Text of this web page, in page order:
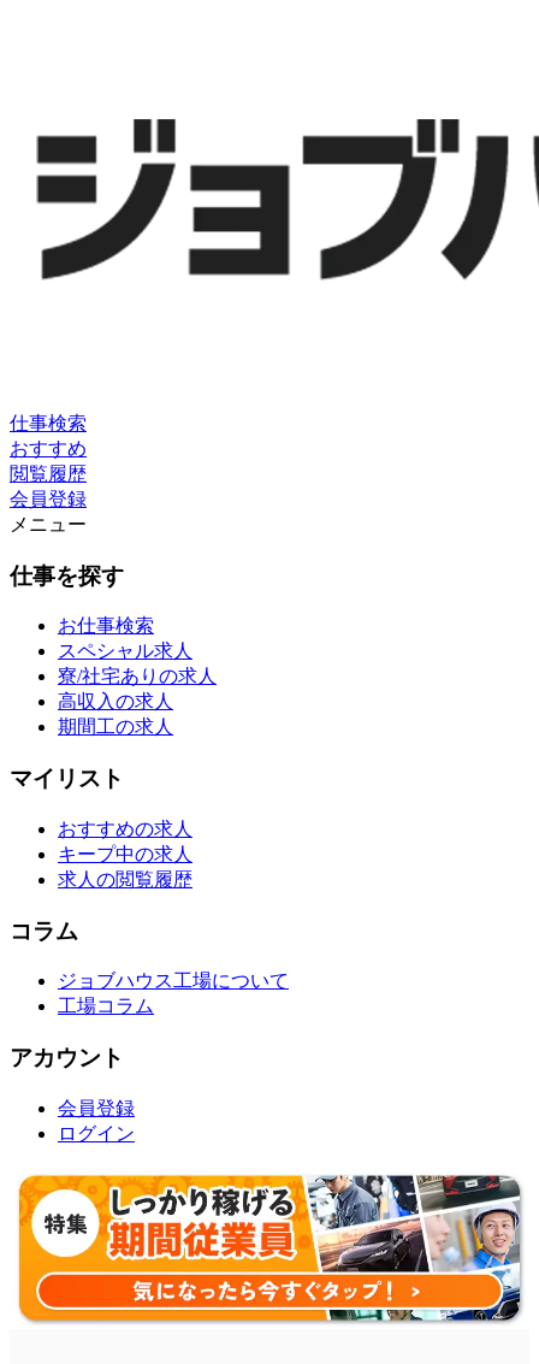
仕事検索
おすすめ
閲覧履歴
会員登録
メニュー
仕事を探す
お仕事検索
スペシャル求人
寮/社宅ありの求人
高収入の求人
期間工の求人
マイリスト
おすすめの求人
キープ中の求人
求人の閲覧履歴
コラム
ジョブハウス工場について
工場コラム
アカウント
会員登録
ログイン